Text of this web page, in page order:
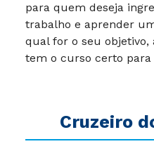
para quem deseja
trabalho e aprender
qual for o seu
tem o curso certo para
Cruzeiro